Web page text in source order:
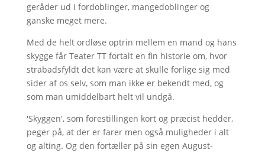
geråder ud i fordoblinger, mangedoblinger og
ganske meget mere.
Med de helt ordløse optrin mellem en mand og hans
skygge får Teater TT fortalt en fin historie om, hvor
strabadsfyldt det kan være at skulle forlige sig med
sider af os selv, som man ikke er bekendt med, og
som man umiddelbart helt vil undgå.
'Skyggen', som forestillingen kort og præcist hedder,
peger på, at der er farer men også muligheder i alt
og alting. Og den fortæller på sin egen August-